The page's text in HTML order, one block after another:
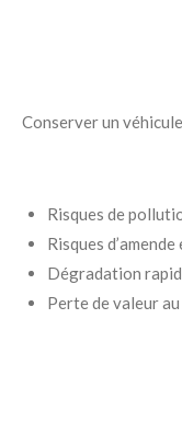
Conserver un
Risques de
Risques d’amende
Dégradation
Perte de valeur